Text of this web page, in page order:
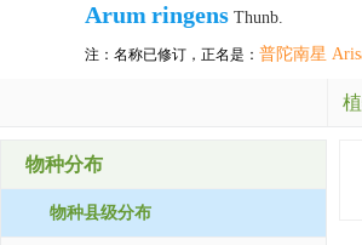
Arum ringens Thunb.
注：名称已修订，正名是： 普陀南星
物种分布
物种县级分布